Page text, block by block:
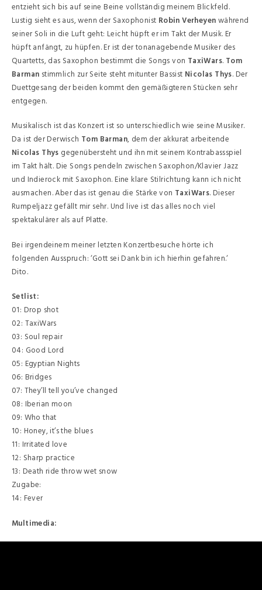
entzieht sich bis auf seine Beine vollständig meinem Blickfeld.
Lustig sieht es aus, wenn der Saxophonist Robin Verheyenwährend
seiner Soli in die Luft geht: Leicht hüpft er im Takt der Musik. Er
hüpft anfängt, zu hüpfen. Er ist der tonanagebende Musiker des
Quartetts, das Saxophon bestimmt die Songs von TaxiWars. Tom
Barman stimmlich zur Seite steht mitunter Bassist Nicolas Thys. Der
Duettgesang der beiden kommt den gemäßigteren Stücken sehr
entgegen.
Musikalisch ist das Konzert ist so unterschiedlich wie seine Musiker.
Da ist der Derwisch Tom Barman, dem der akkurat arbeitende
Nicolas Thys gegenübersteht und ihn mit seinem Kontrabassspiel
im Takt hält. Die Songs pendeln zwischen Saxophon/Klavier Jazz
und Indierock mit Saxophon. Eine klare Stilrichtung kann ich nicht
ausmachen. Aber das ist genau die Stärke von TaxiWars. Dieser
Rumpeljazz gefällt mir sehr. Und live ist das alles noch viel
spektakulärer als auf Platte.
Bei irgendeinem meiner letzten Konzertbesuche hörte ich
folgenden Ausspruch: ‘Gott sei Dank bin ich hierhin gefahren.‘
Dito.
Setlist:
01: Drop shot
02: TaxiWars
03: Soul repair
04: Good Lord
05: Egyptian Nights
06: Bridges
07: They’ll tell you’ve changed
08: Iberian moon
09: Who that
10: Honey, it’s the blues
11: Irritated love
12: Sharp practice
13: Death ride throw wet snow
Zugabe:
14: Fever
Multimedia: